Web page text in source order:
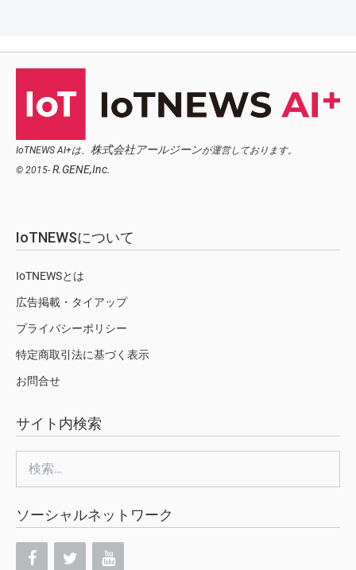
IoTNEWS AI+は、 株式会社アールジーンが運営しております。
© 2015- R.GENE,Inc.
IoTNEWSについて
IoTNEWSとは
広告掲載・タイアップ
プライバシーポリシー
特定商取引法に基づく表示
お問合せ
サイト内検索
索:
ソーシャルネットワーク